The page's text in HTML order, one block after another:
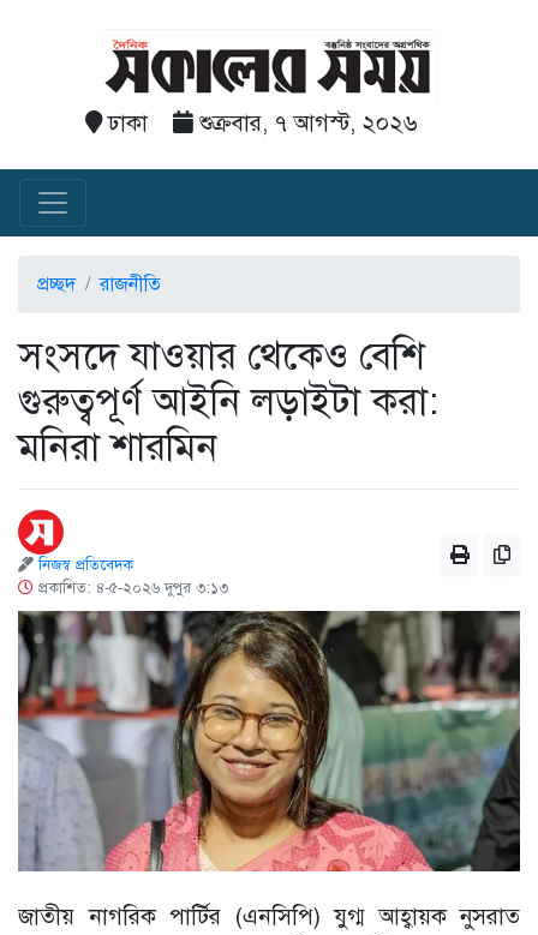
ঢাকা শুক্রবার, ৭ আগস্ট, ২০২৬
প্রচ্ছদ রাজনীতি
সংসদে যাওয়ার থেকেও বেশি
গুরুত্বপূর্ণ আইনি লড়াইটা করা:
মনিরা শারমিন
নিজস্ব প্রতিবেদক
প্রকাশিত: ৪-৫-২০২৬ দুপুর ৩:১৩
জাতীয় নাগরিক পার্টির (এনসিপি) যুগ্ম আহ্বায়ক নুসরাত